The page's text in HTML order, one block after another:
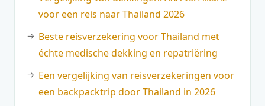
voor een reis naar Thailand 2026
Beste reisverzekering voor Thailand met
échte medische dekking en repatriëring
Een vergelijking van reisverzekeringen voor
een backpacktrip door Thailand in 2026